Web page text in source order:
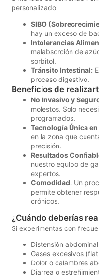
personalizado:
SIBO
hay un exceso de
Intolerancias
malabsorción de
sorbitol.
Tránsito Intestinal:
proceso digestivo.
Beneficios de
No Invasivo y
molestos. Solo
programados.
Tecnología Única en
en la zona que
precisión.
Resultados
nuestro equipo de
expertos.
Comodidad: Un
permite obtener
crónicos.
¿Cuándo deberías
Si experimentas con
Distensión
Gases excesivos
Dolor o calambres
Diarrea o